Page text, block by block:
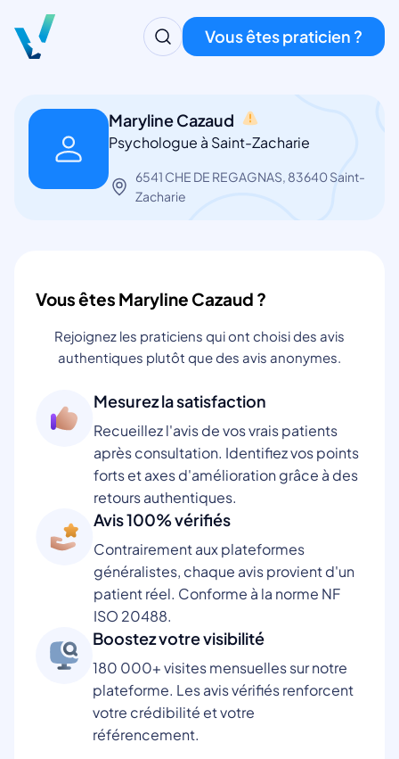
Vous êtes praticien ?
Maryline Cazaud
Psychologue à Saint-Zacharie
6541 CHE DE REGAGNAS, 83640 Saint-
Zacharie
Vous êtes Maryline Cazaud ?
Rejoignez les praticiens qui ont choisi des avis
authentiques plutôt que des avis anonymes.
Mesurez la satisfaction
Recueillez l'avis de vos vrais patients
après consultation. Identifiez vos points
forts et axes d'amélioration grâce à des
retours authentiques.
Avis 100% vérifiés
Contrairement aux plateformes
généralistes, chaque avis provient d'un
patient réel. Conforme à la norme NF
ISO 20488.
Boostez votre visibilité
180 000+ visites mensuelles sur notre
plateforme. Les avis vérifiés renforcent
votre crédibilité et votre
référencement.